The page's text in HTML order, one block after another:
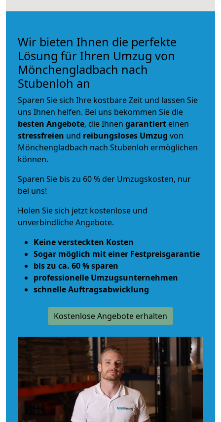
Wir bieten Ihnen die perfekte
Lösung für Ihren Umzug von
Mönchengladbach nach
Stubenloh an
Sparen Sie sich Ihre kostbare Zeit und lassen Sie
uns Ihnen helfen. Bei uns bekommen Sie die
besten Angebote, die Ihnen garantiert einen
stressfreien und reibungsloses Umzug von
Mönchengladbach nach Stubenloh ermöglichen
können.
Sparen Sie bis zu 60 % der Umzugskosten, nur
bei uns!
Holen Sie sich jetzt kostenlose und
unverbindliche Angebote.
Keine versteckten Kosten
Sogar möglich mit einer Festpreisgarantie
bis zu ca. 60 % sparen
professionelle Umzugsunternehmen
schnelle Auftragsabwicklung
Kostenlose Angebote erhalten